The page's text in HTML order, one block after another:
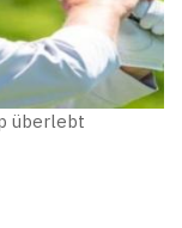
überlebt